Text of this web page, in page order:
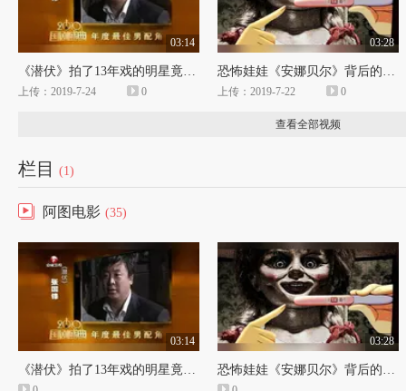
03:14
《潜伏》拍了13年戏的明星竟是杀人犯，改名换姓成大腕
上传：2019-7-24 0
03:28
恐怖娃娃《安娜贝尔》背后的真实灵异案件
上传：2019-7-22 0
查看全部视频
栏目 (1)
阿图电影 (35)
03:14
《潜伏》拍了13年戏的明星竟是杀人犯，改名换姓成大腕
03:28
恐怖娃娃《安娜贝尔》背后的真实灵异案件